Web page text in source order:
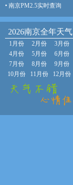
• 南京PM2.5实时查询
2026南京全年天气
1月份 2月份
3月份
4月份
5月份
6月份
7月份
8月份
9月份
10月份
11月份 12月份